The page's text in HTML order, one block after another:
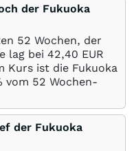
der Fukuoka
52 Wochen, der
lag bei 42,40 EUR
Kurs ist die Fukuoka
vom 52 Wochen-
der Fukuoka